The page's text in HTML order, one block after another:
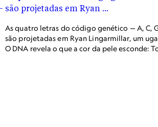
As quatro letras do código genético — A, C,
são projetadas em Ryan Lingarmillar, um
O DNA revela o que a cor da pele esconde: